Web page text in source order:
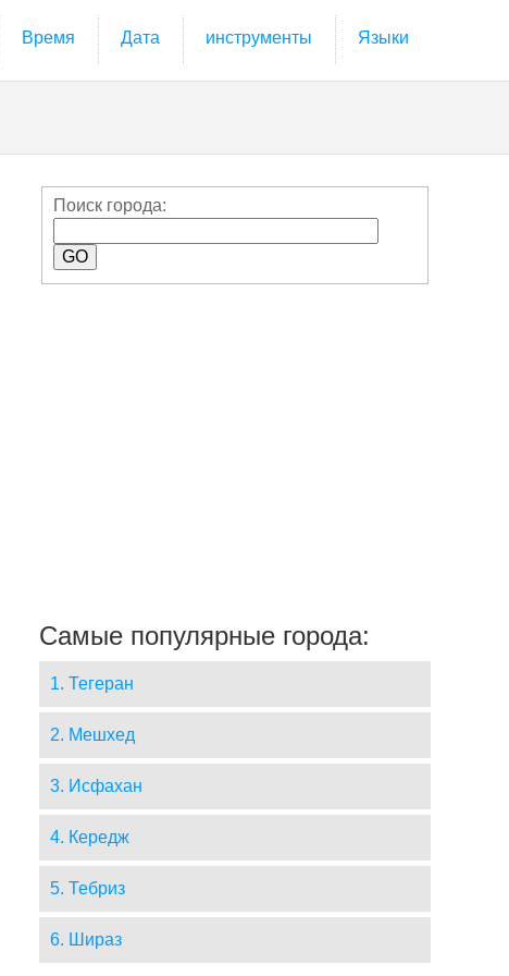
Время Дата инструменты Языки
Поиск города:
Самые популярные города:
1. Тегеран
2. Мешхед
3. Исфахан
4. Кередж
5. Тебриз
6. Шираз